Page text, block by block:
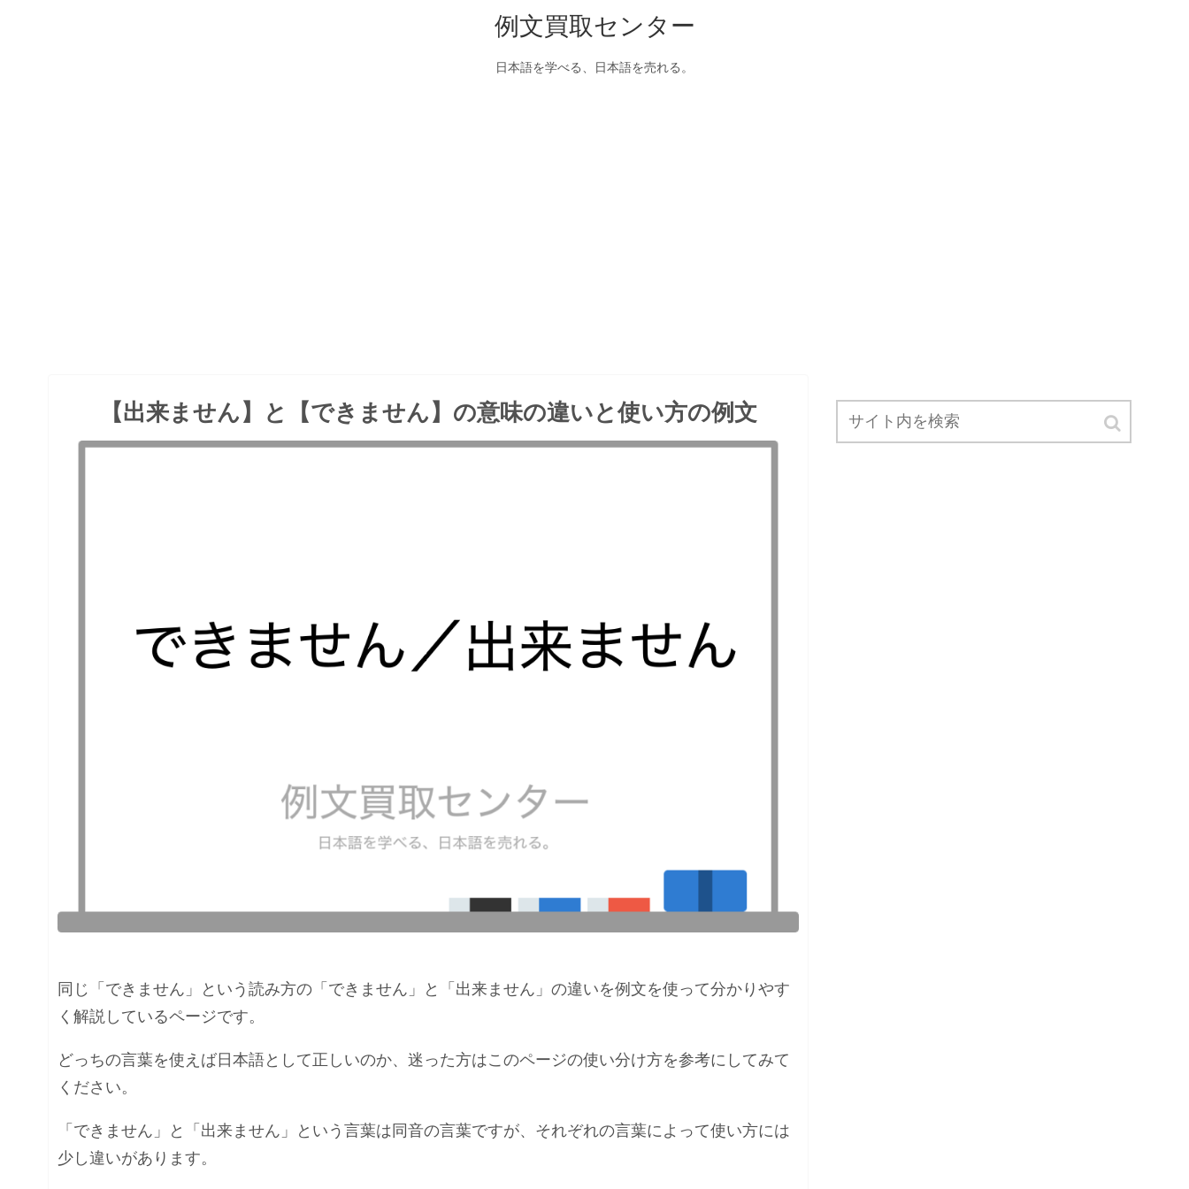
例文買取センター
日本語を学べる、日本語を売れる。
【出来ません】と【できません】の意味の違いと使い方の例文
同じ「できません」という読み方の「できません」と「出来ません」の違いを例文を使って分かりやす
く解説しているページです。
どっちの言葉を使えば日本語として正しいのか、迷った方はこのページの使い分け方を参考にしてみて
ください。
「できません」と「出来ません」という言葉は同音の言葉ですが、それぞれの言葉によって使い方には
少し違いがあります。